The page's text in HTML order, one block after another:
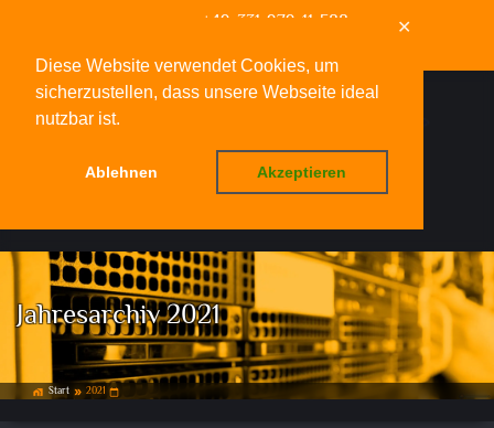
Diese Website verwendet Cookies, um
sicherzustellen, dass unsere Webseite ideal
nutzbar ist.
Ablehnen Akzeptieren
✕
+49-331-979-11-588
Jahresarchiv 2021
home_work Start double_arrow 2021 calendar_today